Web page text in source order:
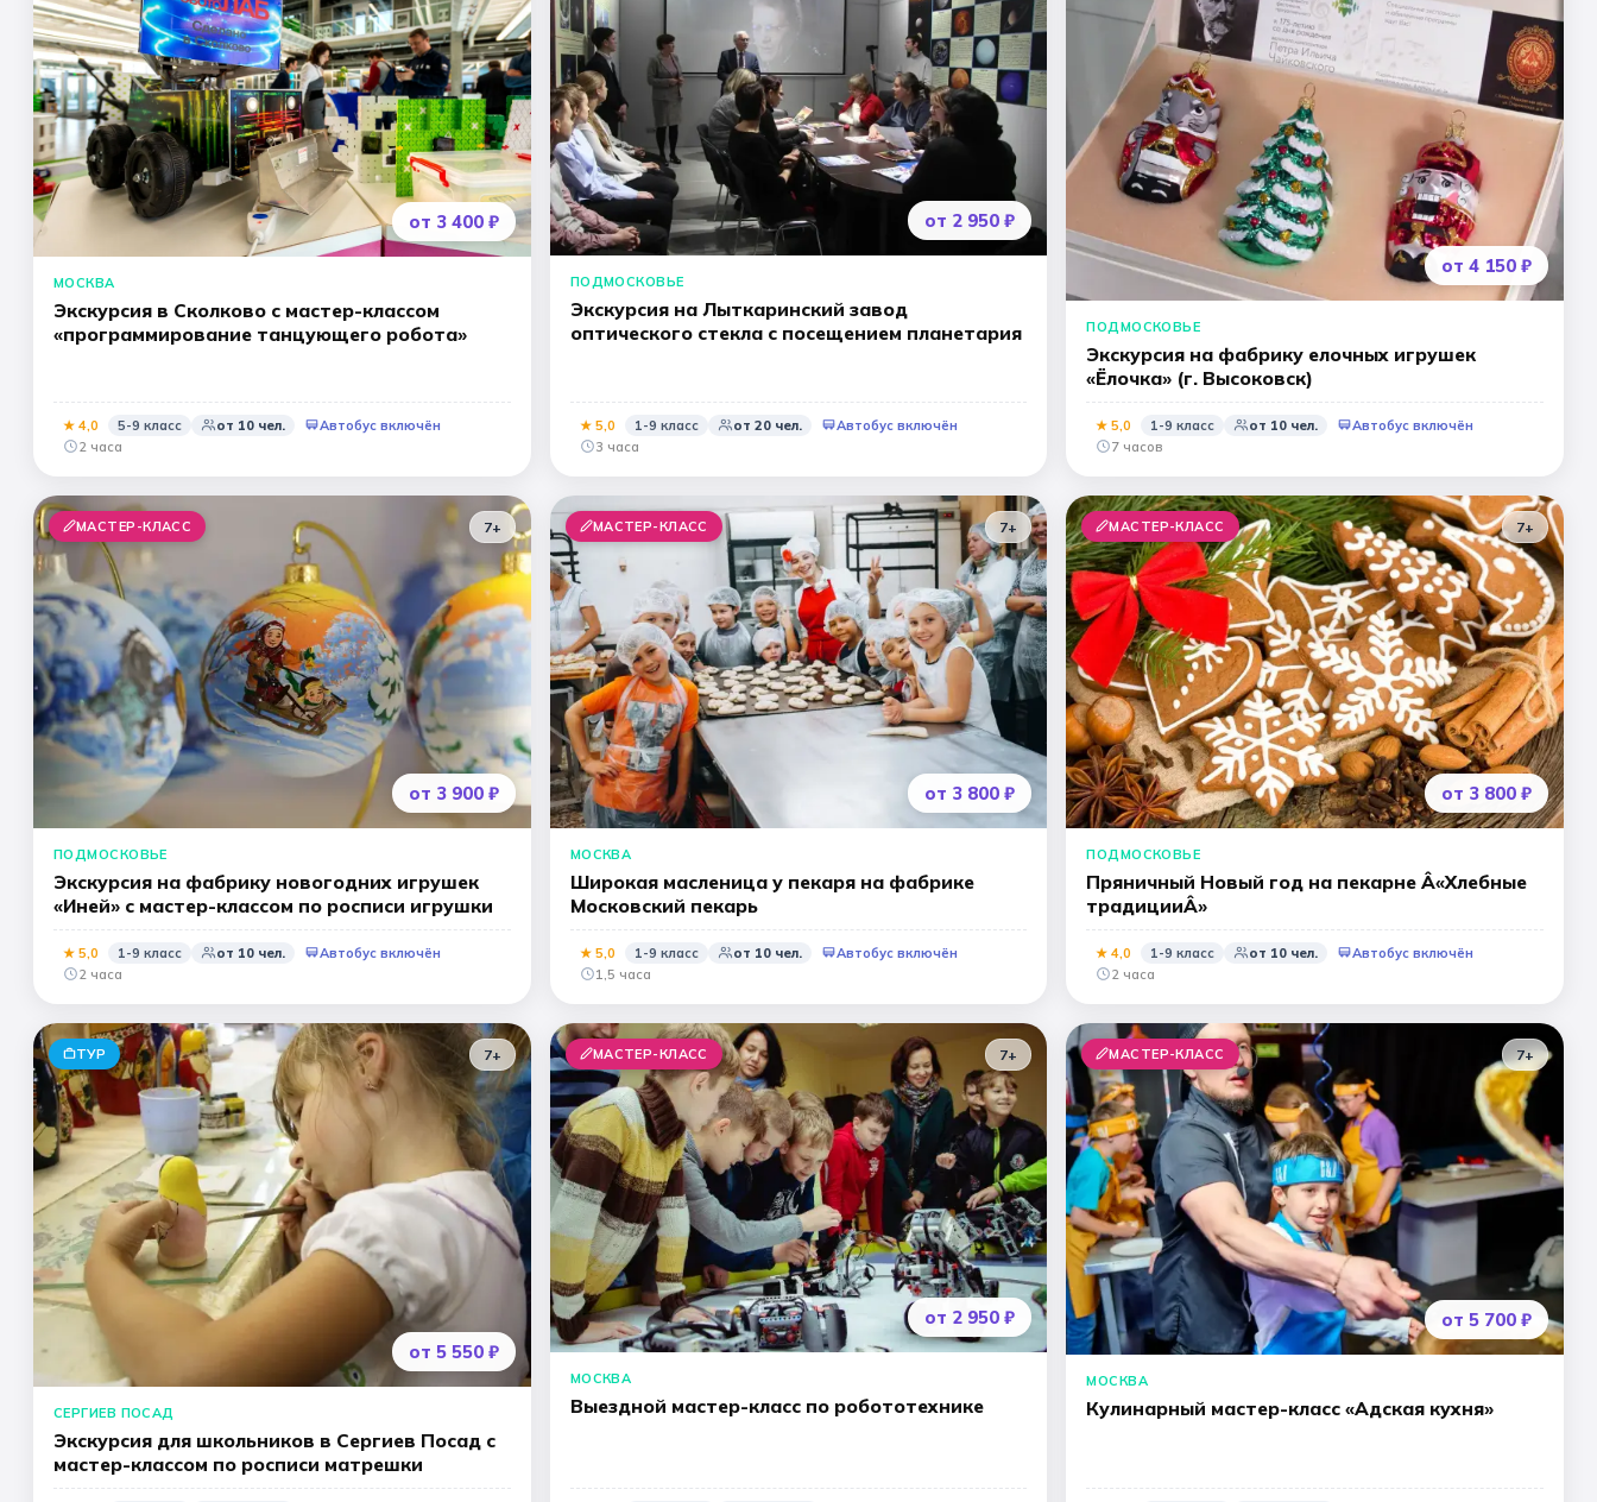
🎖️ 9 мая
🎓 Выпускные 4 класса
Мастер-классы
11 класс
📚 ПО ПРЕДМЕТАМ
Все предметы Литература История География
🏛️ МУЗЕИ
Все музеи Музей космонавтики Дарвиновский музей
Ещё 6
📍 ПО ГОРОДАМ
Москва Подмосковье
Санкт-Петербург
Золотое кольцо
от 3 400 ₽
МОСКВА
Экскурсия в Сколково с мастер-классом
«программирование танцующего робота»
★ 4,0 5-9 класс от 10 чел.
Автобус включён
2 часа
от 2 950 ₽
ПОДМОСКОВЬЕ
Экскурсия на Лыткаринский завод
оптического стекла с посещением планетария
★ 5,0 1-9 класс от 20чел.
Автобус включён
3 часа
от 4 150 ₽
ПОДМОСКОВЬЕ
Экскурсия на фабрику елочных игрушек
«Ёлочка» (г. Высоковск)
★5,0 1-9 класс от 10 чел.
Автобус включён
7 часов
МАСТЕР-КЛАСС 7+
от 3 900 ₽
ПОДМОСКОВЬЕ
Экскурсия на фабрику новогодних игрушек
«Иней» с мастер-классом по росписи игрушки
★ 5,0 1-9 класс от 10 чел.
Автобус включён
2 часа
МАСТЕР-КЛАСС 7+
от 3 800 ₽
МОСКВА
Широкая масленица у пекаря на фабрике
Московский пекарь
★ 5,0 1-9 класс от 10чел.
Автобус включён
1,5 часа
МАСТЕР-КЛАСС 7+
от 3 800 ₽
ПОДМОСКОВЬЕ
Пряничный Новый год на пекарне Â«Хлебные
традицииÂ»
★4,0 1-9 класс от 10 чел.
Автобус включён
2 часа
ТУР 7+
от 5 550 ₽
СЕРГИЕВ ПОСАД
Экскурсия для школьников в Сергиев Посад с
мастер-классом по росписи матрешки
МАСТЕР-КЛАСС 7+
от 2 950 ₽
МОСКВА
Выездной мастер-класс по робототехнике
МАСТЕР-КЛАСС 7+
от 5 700 ₽
МОСКВА
Кулинарный мастер-класс «Адская кухня»